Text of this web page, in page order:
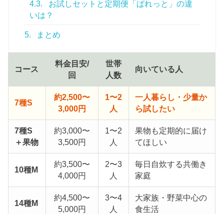
4.3.
お試しセットと定期便「ぱれっと」の違
いは？
5. まとめ
コース
料金目安/
回
世帯
人数
向いている人
7種S
約2,500〜
3,000円
1〜2
人
一人暮らし・少量か
ら試したい
7種S
＋果物
約3,000〜
3,500円
1〜2
人
果物も定期的に届け
てほしい
10種M
約3,500〜
4,000円
2〜3
人
毎日自炊する共働き
家庭
14種M
約4,500〜
5,000円
3〜4
人
大家族・野菜中心の
食生活